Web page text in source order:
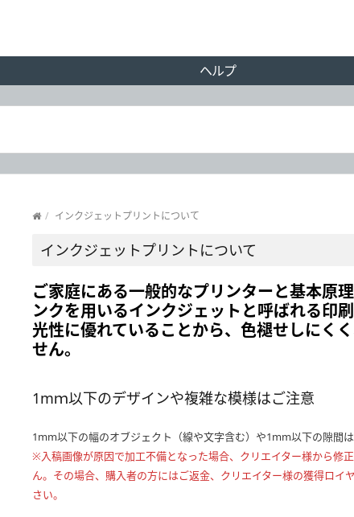
ヘルプ
/ インクジェットプリントについて
インクジェットプリントについて
ご家庭にある一般的なプリンターと基本原
ンクを用いるインクジェットと呼ばれる印
光性に優れていることから、色褪せしにく
せん。
1mｍ以下のデザインや複雑な模様はご注意
1mm以下の幅のオブジェクト（線や文字含む）や1mm以下の隙間
※入稿画像が原因で加工不備となった場合、クリエイター様から修
ん。その場合、購入者の方にはご返金、クリエイター様の獲得ロイ
さい。